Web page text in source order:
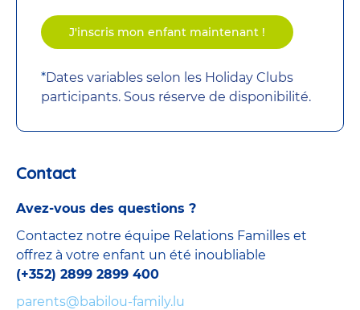
J'inscris mon enfant maintenant !
*Dates variables selon les Holiday Clubs
participants. Sous réserve de disponibilité.
Contact
Avez-vous des questions ?
Contactez notre équipe Relations Familles et
offrez à votre enfant un été inoubliable
(+352) 2899 2899 400
parents@babilou-family.lu